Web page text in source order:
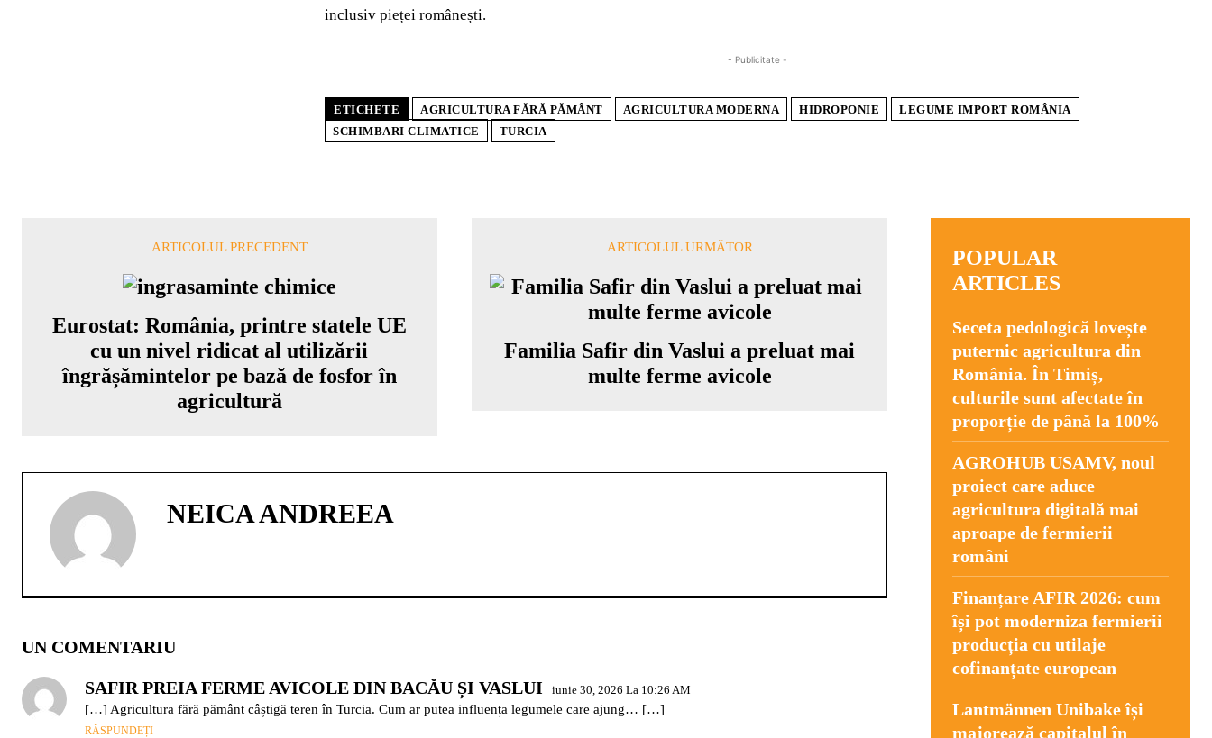
inclusiv pieței românești.
- Publicitate -
ETICHETE AGRICULTURA FĂRĂ PĂMÂNT AGRICULTURA MODERNA HIDROPONIE
LEGUME IMPORT ROMÂNIA
SCHIMBARI CLIMATICE
TURCIA
ARTICOLUL PRECEDENT
Eurostat: România, printre statele UE
cu un nivel ridicat al utilizării
îngrășămintelor pe bază de fosfor în
agricultură
ARTICOLUL URMĂTOR
Familia Safir din Vaslui a preluat mai
multe ferme avicole
NEICA ANDREEA
UN COMENTARIU
SAFIR PREIA FERME AVICOLE DIN BACĂU ȘI VASLUI iunie 30, 2026 La 10:26 AM
[…] Agricultura fără pământ câștigă teren în Turcia. Cum ar putea influența legumele care ajung… […]
RĂSPUNDEȚI
POPULAR
ARTICLES
Seceta pedologică lovește
puternic agricultura din
România. În Timiș,
culturile sunt afectate în
proporție de până la 100%
AGROHUB USAMV, noul
proiect care aduce
agricultura digitală mai
aproape de fermierii
români
Finanțare AFIR 2026: cum
își pot moderniza fermierii
producția cu utilaje
cofinanțate european
Lantmännen Unibake își
majorează capitalul în